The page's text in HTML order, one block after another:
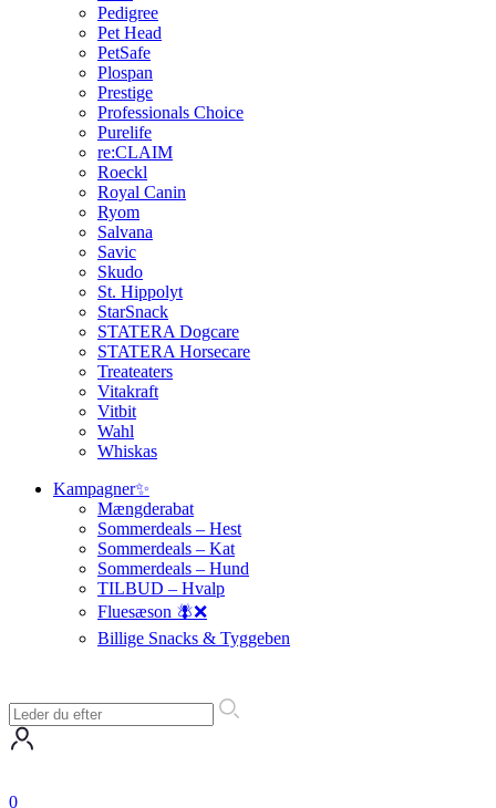
Pedigree
Pet Head
PetSafe
Plospan
Prestige
Professionals Choice
Purelife
re:CLAIM
Roeckl
Royal Canin
Ryom
Salvana
Savic
Skudo
St. Hippolyt
StarSnack
STATERA Dogcare
STATERA Horsecare
Treateaters
Vitakraft
Vitbit
Wahl
Whiskas
Kampagner✨
Mængderabat
Sommerdeals – Hest
Sommerdeals – Kat
Sommerdeals – Hund
TILBUD – Hvalp
Fluesæson 🪰❌
Billige Snacks & Tyggeben
0